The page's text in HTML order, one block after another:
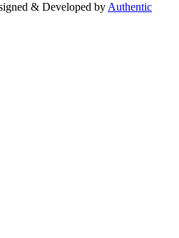
& Developed by Authentic